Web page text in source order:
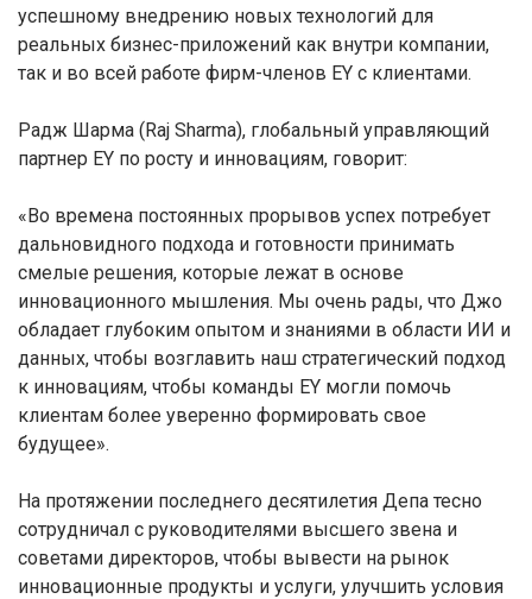
успешному внедрению новых технологий для
реальных бизнес-приложений как внутри компании,
так и во всей работе фирм-членов EY с клиентами.
Радж Шарма (Raj Sharma), глобальный управляющий
партнер EY по росту и инновациям, говорит:
«Во времена постоянных прорывов успех потребует
дальновидного подхода и готовности принимать
смелые решения, которые лежат в основе
инновационного мышления. Мы очень рады, что Джо
обладает глубоким опытом и знаниями в области ИИ и
данных, чтобы возглавить наш стратегический подход
к инновациям, чтобы команды EY могли помочь
клиентам более уверенно формировать свое
будущее».
На протяжении последнего десятилетия Депа тесно
сотрудничал с руководителями высшего звена и
советами директоров, чтобы вывести на рынок
инновационные продукты и услуги, улучшить условия